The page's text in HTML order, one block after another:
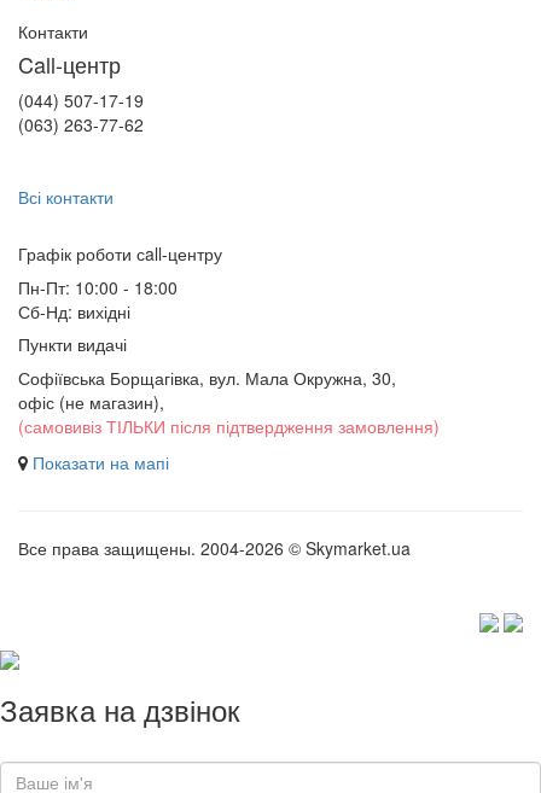
Контакти
Call-центр
(044) 507-17-19
(063) 263-77-62
Всі контакти
Графік роботи сall-центру
Пн-Пт: 10:00 - 18:00
Сб-Нд: вихідні
Пункти видачі
Софіївська Борщагівка, вул. Мала Окружна, 30,
офіс (не магазин),
(самовивіз ТІЛЬКИ після підтвердження замовлення)
Показати на мапі
Все права защищены. 2004-2026 © Skymarket.ua
Заявка на дзвінок